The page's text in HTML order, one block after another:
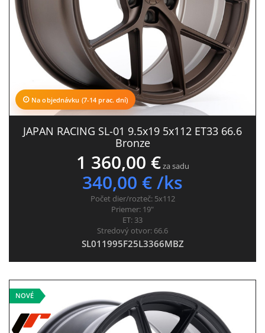
Na objednávku (7-14 prac. dní)
JAPAN RACING SL-01 9.5x19 5x112 ET33 66.6
Bronze
1 360,00 €za sadu
340,00 € /ks
Počet dier/rozteč: 5x112
Priemer: 19"
ET: 33
Stredový otvor: 66.6
SL011995F25L3366MBZ
NOVÉ